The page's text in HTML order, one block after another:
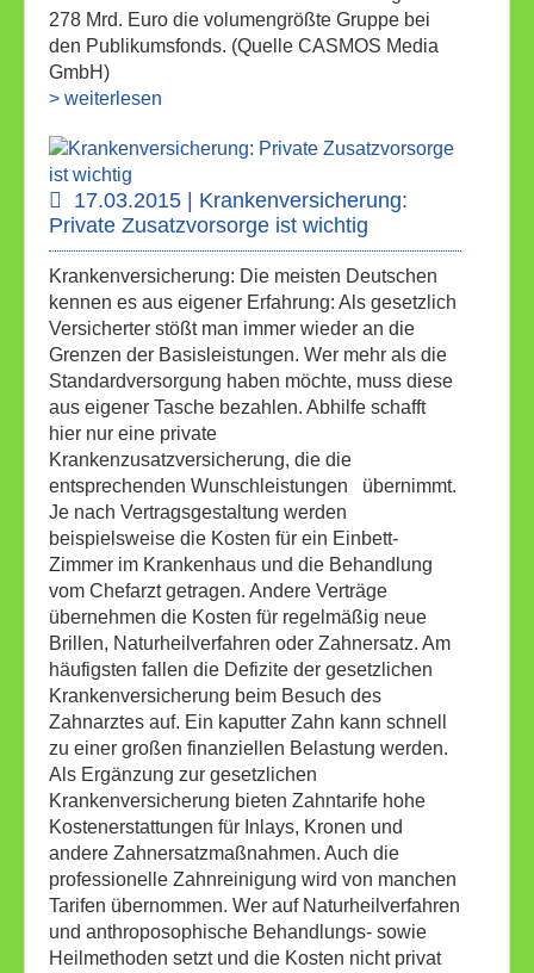
278 Mrd. Euro die volumengrößte Gruppe bei
den Publikumsfonds. (Quelle CASMOS Media
GmbH)
> weiterlesen
17.03.2015 | Krankenversicherung:
Private Zusatzvorsorge ist wichtig
Krankenversicherung: Die meisten Deutschen
kennen es aus eigener Erfahrung: Als gesetzlich
Versicherter stößt man immer wieder an die
Grenzen der Basisleistungen. Wer mehr als die
Standardversorgung haben möchte, muss diese
aus eigener Tasche bezahlen. Abhilfe schafft
hier nur eine private
Krankenzusatzversicherung, die die
entsprechenden Wunschleistungen übernimmt.
Je nach Vertragsgestaltung werden
beispielsweise die Kosten für ein Einbett-
Zimmer im Krankenhaus und die Behandlung
vom Chefarzt getragen. Andere Verträge
übernehmen die Kosten für regelmäßig neue
Brillen, Naturheilverfahren oder Zahnersatz. Am
häufigsten fallen die Defizite der gesetzlichen
Krankenversicherung beim Besuch des
Zahnarztes auf. Ein kaputter Zahn kann schnell
zu einer großen finanziellen Belastung werden.
Als Ergänzung zur gesetzlichen
Krankenversicherung bieten Zahntarife hohe
Kostenerstattungen für Inlays, Kronen und
andere Zahnersatzmaßnahmen. Auch die
professionelle Zahnreinigung wird von manchen
Tarifen übernommen. Wer auf Naturheilverfahren
und anthroposophische Behandlungs- sowie
Heilmethoden setzt und die Kosten nicht privat